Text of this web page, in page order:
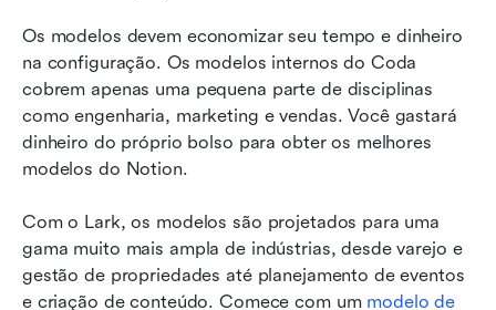
Os modelos devem economizar seu tempo e dinheiro
na configuração. Os modelos internos do Coda
cobrem apenas uma pequena parte de disciplinas
como engenharia, marketing e vendas. Você gastará
dinheiro do próprio bolso para obter os melhores
modelos do Notion.
Com o Lark, os modelos são projetados para uma
gama muito mais ampla de indústrias, desde varejo e
gestão de propriedades até planejamento de eventos
e criação de conteúdo. Comece com um modelo de